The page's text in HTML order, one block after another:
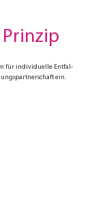
Prinzip
für indivi­duelle Entfal­
ein.